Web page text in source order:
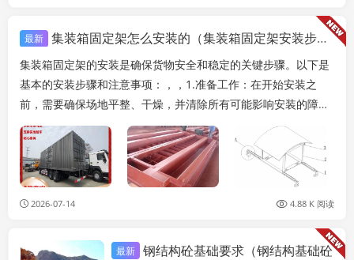
最新 集装箱固定架怎么安装的（集装箱固定架安装步骤和注意事项集装箱固定架安装步骤）
集装箱固定架的安装是确保货物安全和稳定的关键步骤。以下是
基本的安装步骤和注意事项：，，1.准备工作：在开始安装之
前，需要确保场地平整、干燥，并清除所有可能影响安装的障碍
物。，，2.定位和测量：根据集装箱尺寸和设计...
2026-07-14 4.88 K 阅读
结构地下室设计
最新 钢结构砼基础要求（钢结构基础砼